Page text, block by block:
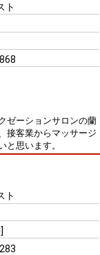
ト
ゼーションサロンの蘭
接客業からマッサージ
と思います。
ト